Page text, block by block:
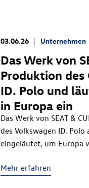
03.06.26 Unternehmen
Das Werk von
Produktion des
ID. Polo und
in Europa ein
Das Werk von SEAT &
des Volkswagen ID. Polo
eingeläutet, um Europa
Kontinent zugänglich
Mehr erfahren